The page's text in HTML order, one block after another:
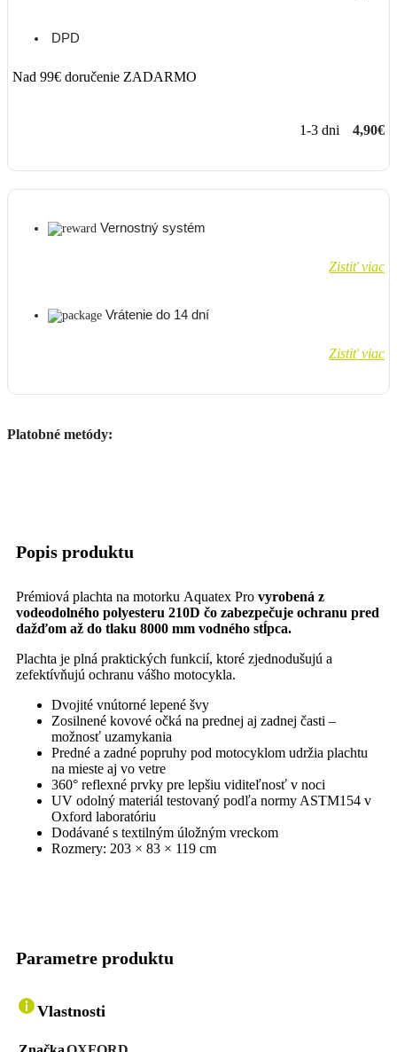
DPD
Nad 99€ doručenie ZADARMO
1-3 dni 4,90€
Vernostný systém
Zistiť viac
Vrátenie do 14 dní
Zistiť viac
Platobné metódy:
Popis produktu
Prémiová plachta na motorku Aquatex Pro vyrobená z
vodeodolného polyesteru 210D čo zabezpečuje ochranu pred
dažďom až do tlaku 8000 mm vodného stĺpca.
Plachta je plná praktických funkcií, ktoré zjednodušujú a
zefektívňujú ochranu vášho motocykla.
Dvojité vnútorné lepené švy
Zosilnené kovové očká na prednej aj zadnej časti –
možnosť uzamykania
Predné a zadné popruhy pod motocyklom udržia plachtu
na mieste aj vo vetre
360° reflexné prvky pre lepšiu viditeľnosť v noci
UV odolný materiál testovaný podľa normy ASTM154 v
Oxford laboratóriu
Dodávané s textilným úložným vreckom
Rozmery: 203 × 83 × 119 cm
Parametre produktu
Vlastnosti